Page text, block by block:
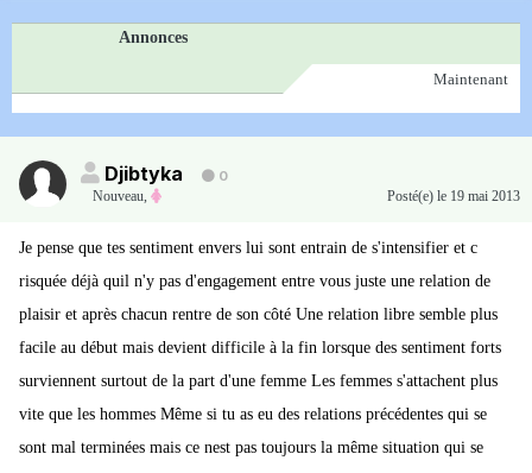
Annonces
Maintenant
Djibtyka
0
Nouveau, Posté(e) le 19 mai 2013
Je pense que tes sentiment envers lui sont entrain de s'intensifier et c
risquée déjà quil n'y pas d'engagement entre vous juste une relation de
plaisir et après chacun rentre de son côté Une relation libre semble plus
facile au début mais devient difficile à la fin lorsque des sentiment forts
surviennent surtout de la part d'une femme Les femmes s'attachent plus
vite que les hommes Même si tu as eu des relations précédentes qui se
sont mal terminées mais ce nest pas toujours la même situation qui se